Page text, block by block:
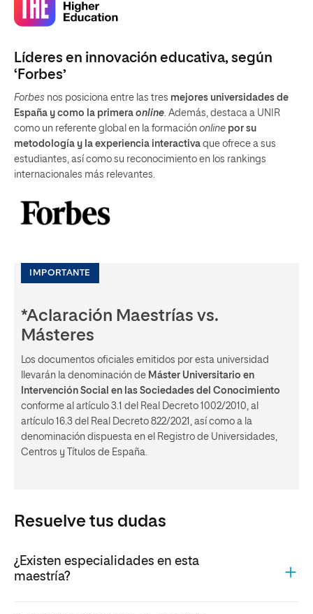
Líderes en innovación educativa, según
‘Forbes’
Forbes nos posiciona entre las tres mejores universidades de
España y como la primera online. Además, destaca a UNIR
como un referente global en la formación online por su
metodología y la experiencia interactiva que ofrece a sus
estudiantes, así como su reconocimiento en los rankings
internacionales más relevantes.
IMPORTANTE
*Aclaración Maestrías vs.
Másteres
Los documentos oficiales emitidos por esta universidad
llevarán la denominación de Máster Universitario en
Intervención Social en las Sociedades del Conocimiento
conforme al artículo 3.1 del Real Decreto 1002/2010, al
artículo 16.3 del Real Decreto 822/2021, así como a la
denominación dispuesta en el Registro de Universidades,
Centros y Títulos de España.
Resuelve tus dudas
¿Existen especialidades en esta
maestría?